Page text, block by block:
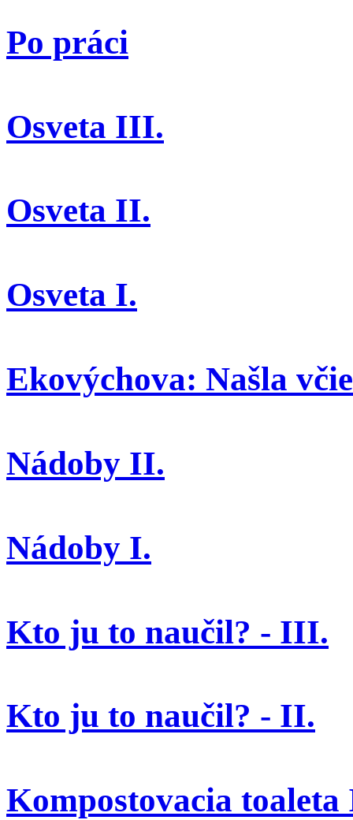
Po práci
Osveta III.
Osveta II.
Osveta I.
Ekovýchova: Našla
Nádoby II.
Nádoby I.
Kto ju to naučil? - III.
Kto ju to naučil? - II.
Kompostovacia